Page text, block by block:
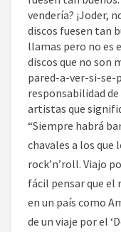
vendería? ¡Joder,
discos fuesen tan
llamas pero no es
discos que no son
pared-a-ver-si-se-
responsabilidad
artistas que
“Siempre habrá
chavales a los que
rock’n’roll. Viajo
fácil pensar que el
en un país como
de un viaje por el